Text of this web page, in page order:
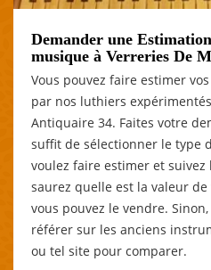
Demander une
musique à Verreries De
Vous pouvez faire estimer
par nos luthiers
Antiquaire 34. Faites votre
suffit de sélectionner le type
voulez faire estimer et suivez
saurez quelle est la valeur
vous pouvez le vendre. Sinon,
référer sur les anciens
ou tel site pour comparer.